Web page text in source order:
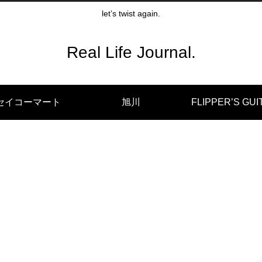
let’s twist again.
Real Life Journal.
イコーマート 旭川 FLIPPER’S